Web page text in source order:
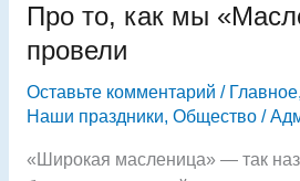
Про то, как мы
провели
Оставьте комментарий / Главное,
Наши праздники, Общество/
«Широкая масленица» — так
как
мы
«Масленицу»
провели